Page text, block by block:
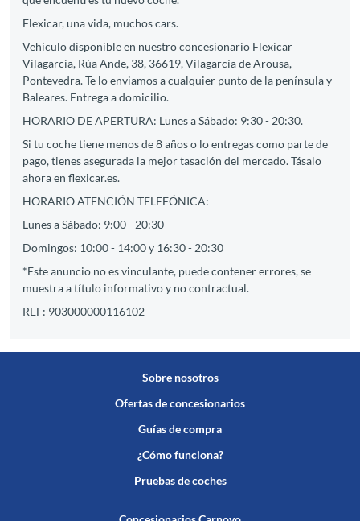
Flexicar, una vida, muchos cars.
Vehículo disponible en nuestro concesionario Flexicar
Vilagarcia, Rúa Ande, 38, 36619, Vilagarcía de Arousa,
Pontevedra. Te lo enviamos a cualquier punto de la península y
Baleares. Entrega a domicilio.
HORARIO DE APERTURA: Lunes a Sábado: 9:30 - 20:30.
Si tu coche tiene menos de 8 años o lo entregas como parte de
pago, tienes asegurada la mejor tasación del mercado. Tásalo
ahora en flexicar.es.
HORARIO ATENCIÓN TELEFÓNICA:
Lunes a Sábado: 9:00 - 20:30
Domingos: 10:00 - 14:00 y 16:30 - 20:30
*Este anuncio no es vinculante, puede contener errores, se
muestra a título informativo y no contractual.
REF: 903000000116102
Sobre nosotros
Ofertas de concesionarios
Guías de compra
¿Cómo funciona?
Pruebas de coches